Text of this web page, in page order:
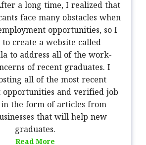
a long time, I realized that
face many obstacles when
opportunities, so I
to create a website called
to address all of the work-
of recent graduates. I
all of the most recent
opportunities and verified job
in the form of articles from
that will help new
graduates.
Read More